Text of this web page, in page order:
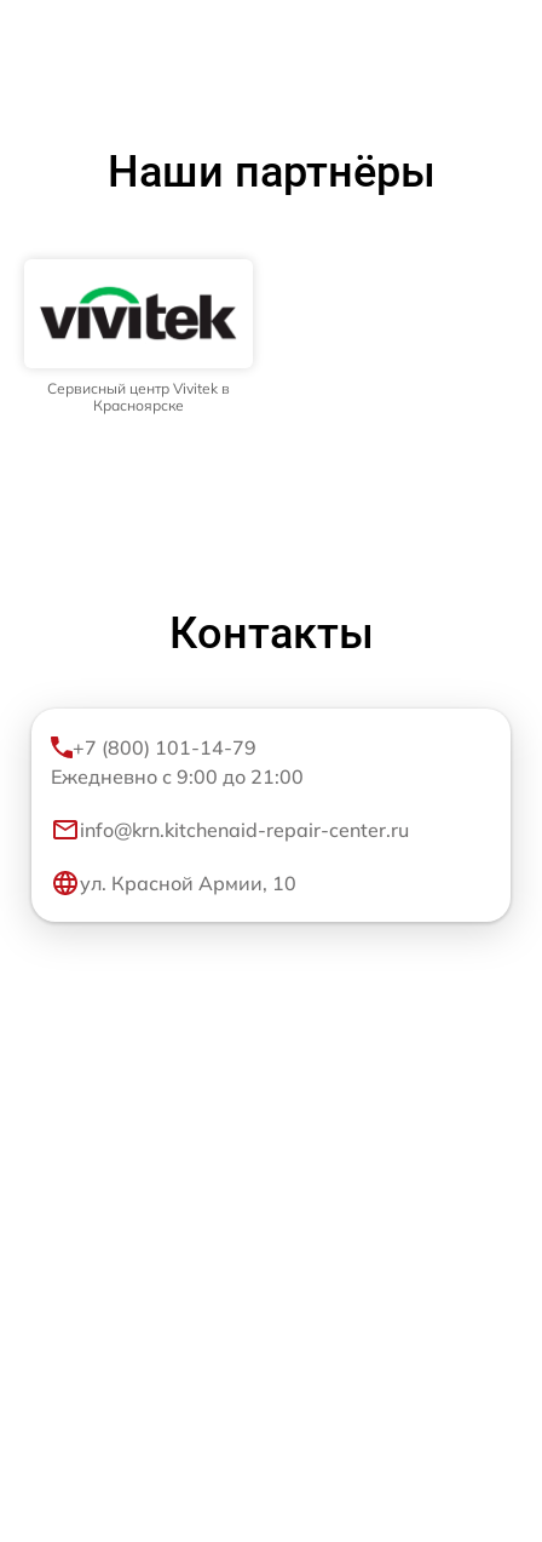
Наши партнёры
Сервисный центр Vivitek в
Красноярске
Контакты
+7 (800) 101-14-79
Ежедневно с 9:00 до 21:00
info@krn.kitchenaid-repair-center.ru
ул. Красной Армии, 10